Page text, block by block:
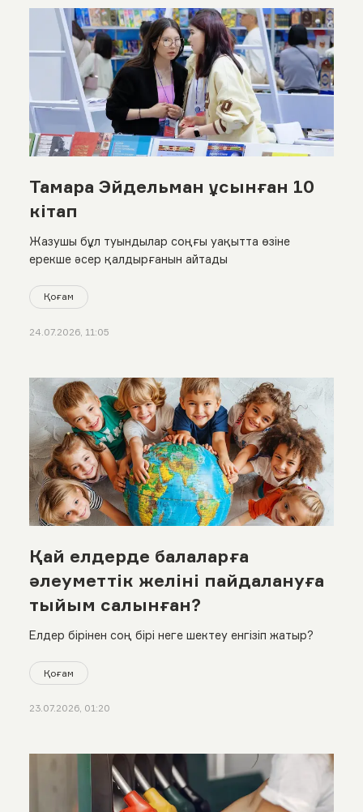
Тамара Эйдельман ұсынған 10
кітап
Жазушы бұл туындылар соңғы уақытта өзіне
ерекше әсер қалдырғанын айтады
Қоғам
24.07.2026, 11:05
Қай елдерде балаларға
әлеуметтік желіні пайдалануға
тыйым салынған?
Елдер бірінен соң бірі неге шектеу енгізіп жатыр?
Қоғам
23.07.2026, 01:20